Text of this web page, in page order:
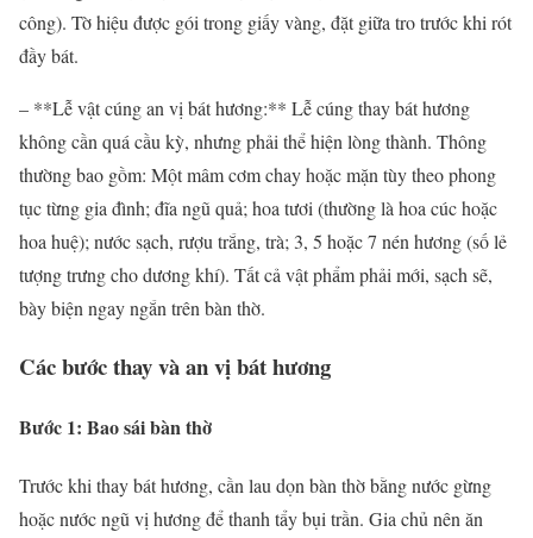
công). Tờ hiệu được gói trong giấy vàng, đặt giữa tro trước khi rót
đầy bát.
– **Lễ vật cúng an vị bát hương:** Lễ cúng thay bát hương
không cần quá cầu kỳ, nhưng phải thể hiện lòng thành. Thông
thường bao gồm: Một mâm cơm chay hoặc mặn tùy theo phong
tục từng gia đình; đĩa ngũ quả; hoa tươi (thường là hoa cúc hoặc
hoa huệ); nước sạch, rượu trắng, trà; 3, 5 hoặc 7 nén hương (số lẻ
tượng trưng cho dương khí). Tất cả vật phẩm phải mới, sạch sẽ,
bày biện ngay ngắn trên bàn thờ.
Các bước thay và an vị bát hương
Bước 1: Bao sái bàn thờ
Trước khi thay bát hương, cần lau dọn bàn thờ bằng nước gừng
hoặc nước ngũ vị hương để thanh tẩy bụi trần. Gia chủ nên ăn